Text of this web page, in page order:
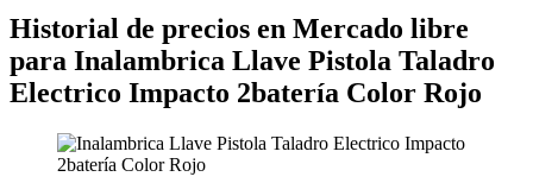
Historial de precios en Mercado libre
para Inalambrica Llave Pistola Taladro
Electrico Impacto 2batería Color Rojo